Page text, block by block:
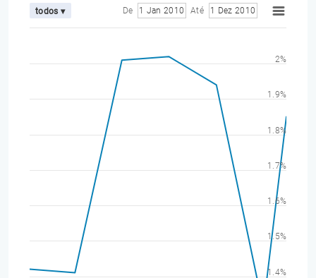
todos ▾ De 1 Jan 2010 Até 1 Dez 2010
1.4%
1.5%
1.6%
1.7%
1.8%
1.9%
2%